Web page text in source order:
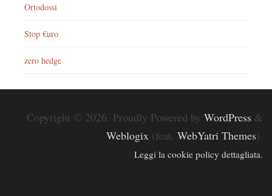
Ortodossi
Stop €uro
zero hedge
Copyright © 2026. Proudly Powered by WordPress &
Weblogix (feat. WebYatri Themes).
Leggi la cookie policy dettagliata.